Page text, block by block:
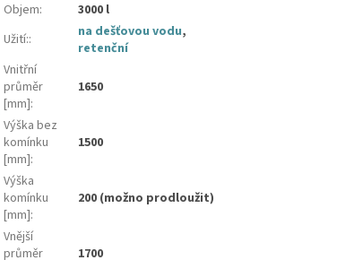
Objem:
3000 l
Užití:: na dešťovou vodu,
retenční
Vnitřní
průměr
[mm]:
1650
Výška bez
komínku
[mm]:
1500
Výška
komínku
[mm]:
200 (možno prodloužit)
Vnější
průměr
1700